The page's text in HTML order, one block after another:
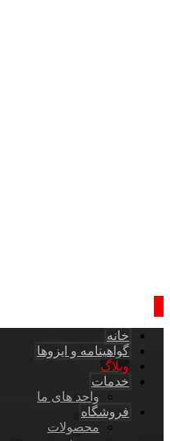
خانه
گواهینامه و ایزوها
وبلاگ
خدمات
واحد های ما
فروشگاه
محصولات